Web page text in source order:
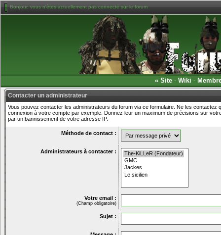
Bonjour, vous n'êtes actuellement pas connecté sur le forum
« Site - Wiki -
Contacter un administrateur
Vous pouvez contacter les administrateurs du forum via ce formulaire. Ne les
connexion à votre compte par exemple. Donnez leur un maximum de précisions sur
par un bannissement de votre adresse IP.
Méthode de contact :
Administrateurs à contacter :
Votre email :
(Champ obligatoire)
Sujet :